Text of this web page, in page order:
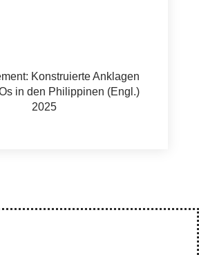
Konstruierte Anklagen
in den Philippinen (Engl.)
2025